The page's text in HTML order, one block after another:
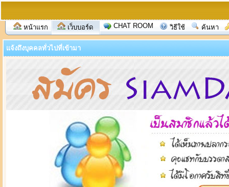
หน้าแรก เว็บบอร์ด CHAT ROOM วิธีใช้ ค้นหา
แจ้งถึงบุคคลทั่วไปที่เข้ามา